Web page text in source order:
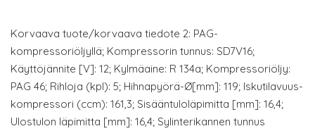
Korvaava tuote/korvaava tiedote 2: PAG-
kompressoriöljyllä; Kompressorin tunnus: SD7V16;
Käyttöjännite [V]: 12; Kylmäaine: R 134a; Kompressoriöljy:
PAG 46; Rihloja (kpl): 5; Hihnapyörä-Ø[mm]: 119; Iskutilavuus-
kompressori (ccm): 161,3; Sisääntuloläpimitta [mm]: 16,4;
Ulostulon läpimitta [mm]: 16,4; Sylinterikannen tunnus